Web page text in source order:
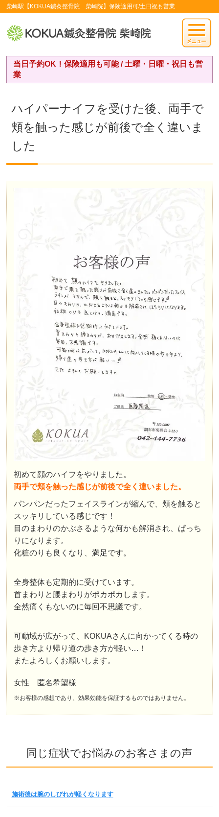
柴崎駅【KOKUA鍼灸整骨院 柴崎院】保険適用可/土日祝も営業
当日予約OK！保険適用も可能 / 土曜・日曜・祝日も営
業
ハイパーナイフを受けた後、両手で
頬を触った感じが前後で全く違いま
した
初めて顔のハイフをやりました。
両手で頬を触った感じが前後で全く違いました。
パンパンだったフェイスラインが縮んで、頬を触ると
スッキリしている感じです！
目のまわりのかぶさるような何かも解消され、ぱっち
りになります。
化粧のりも良くなり、満足です。
全身整体も定期的に受けています。
首まわりと腰まわりがポカポカします。
全然痛くもないのに毎回不思議です。
可動域が広がって、KOKUAさんに向かってくる時の
歩き方より帰り道の歩き方が軽い…！
またよろしくお願いします。
女性 匿名希望様
※お客様の感想であり、効果効能を保証するものではありません。
同じ症状でお悩みのお客さまの声
施術後は腕のしびれが軽くなります